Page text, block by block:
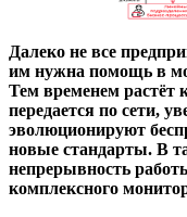
Далеко не все
им нужна помощь в
Тем временем растёт
передается по сети,
эволюционируют
новые стандарты. В
непрерывность
комплексного